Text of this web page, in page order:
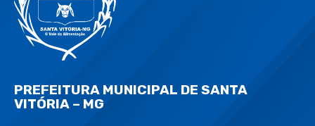
PREFEITURA MUNICIPAL DE SANTA
VITÓRIA – MG